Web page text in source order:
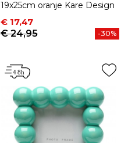
19x25cm oranje Kare Design
Prijs
€ 17,47
Normale prijs
€ 24,95
-30%